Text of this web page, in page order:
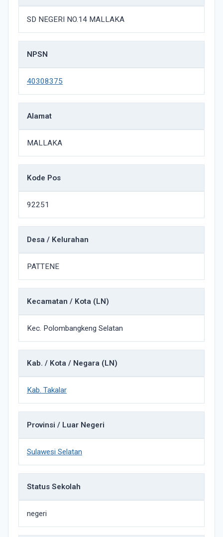
SD NEGERI NO.14 MALLAKA
NPSN
40308375
Alamat
MALLAKA
Kode Pos
92251
Desa / Kelurahan
PATTENE
Kecamatan / Kota (LN)
Kec. Polombangkeng Selatan
Kab. / Kota / Negara (LN)
Kab. Takalar
Provinsi / Luar Negeri
Sulawesi Selatan
Status Sekolah
negeri